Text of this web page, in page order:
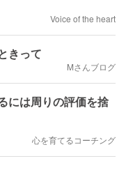
Voice of the heart
きって
Mさんブログ
には周りの評価を捨
心を育てるコーチング